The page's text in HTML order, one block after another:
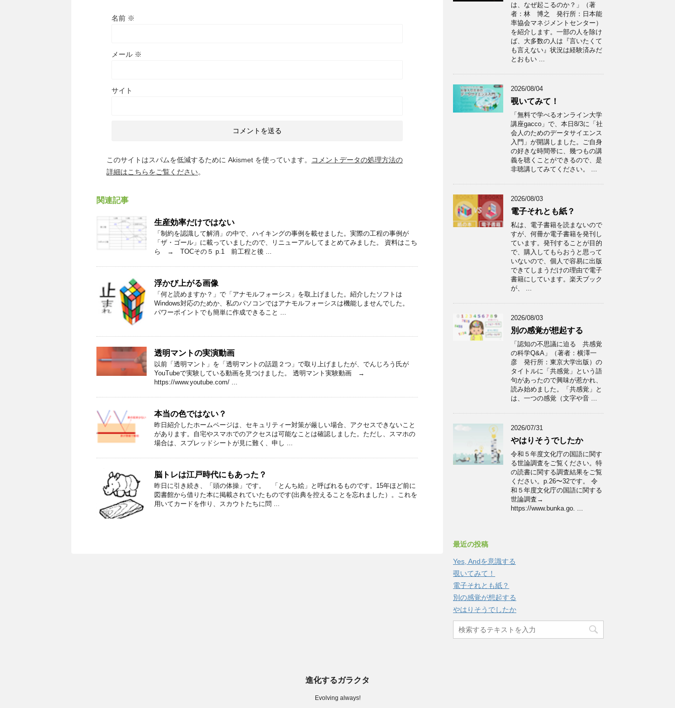
名前 ※
メール ※
サイト
このサイトはスパムを低減するために Akismet を使っています。
コメントデータの処理方法の
詳細はこちらをご覧ください。
関連記事
生産効率だけではない
「制約を認識して解消」の中で、ハイキングの事例を載せました。実際の工程の事例が
「ザ・ゴール」に載っていましたので、リニューアルしてまとめてみました。 資料はこち
ら → TOCその５ p.1 前工程と後 ...
浮かび上がる画像
「何と読めますか？」で「アナモルフォーシス」を取上げました。紹介したソフトは
Windows対応のためか、私のパソコンではアナモルフォーシスは機能しませんでした。
パワーポイントでも簡単に作成できること ...
透明マントの実演動画
以前「透明マント」を「透明マントの話題２つ」で取り上げましたが、でんじろう氏が
YouTubeで実験している動画を見つけました。 透明マント実験動画 →
https://www.youtube.com/ ...
本当の色ではない？
昨日紹介したホームページは、セキュリティー対策が厳しい場合、アクセスできないこと
があります。自宅やスマホでのアクセスは可能なことは確認しました。ただし、スマホの
場合は、スプレッドシートが見に難く、申し ...
脳トレは江戸時代にもあった？
昨日に引き続き、「頭の体操」です。 「とんち絵」と呼ばれるものです。15年ほど前に
図書館から借りた本に掲載されていたものです(出典を控えることを忘れました）。これを
用いてカードを作り、スカウトたちに問 ...
は、なぜ起こるのか？」（著
者：林 博之 発行所：日本能
率協会マネジメントセンター）
を紹介します。一部の人を除け
ば、大多数の人は『言いたくて
も言えない』状況は経験済みだ
とおもい ...
2026/08/04
覗いてみて！
「無料で学べるオンライン大学
講座gacco」で、本日8/3に「社
会人のためのデータサイエンス
入門」が開講しました。ご自身
の好きな時間帯に、幾つもの講
義を聴くことができるので、是
非聴講してみてください。 ...
2026/08/03
電子それとも紙？
私は、電子書籍を読まないので
すが、何冊か電子書籍を発刊し
ています。発刊することが目的
で、購入してもらおうと思って
いないので、個人で容易に出版
できてしまうだけの理由で電子
書籍にしています。楽天ブック
が、 ...
2026/08/03
別の感覚が想起する
「認知の不思議に迫る 共感覚
の科学Q&A」（著者：横澤一
彦 発行所：東京大学出版）の
タイトルに「共感覚」という語
句があったので興味が惹かれ、
読み始めました。「共感覚」と
は、一つの感覚（文字や音 ...
2026/07/31
やはりそうでしたか
令和５年度文化庁の国語に関す
る世論調査をご覧ください。特
の読書に関する調査結果をご覧
ください。p.26〜32です。 令
和５年度文化庁の国語に関する
世論調査→
https://www.bunka.go. ...
最近の投稿
Yes, Andを意識する
覗いてみて！
電子それとも紙？
別の感覚が想起する
やはりそうでしたか
進化するガラクタ
Evolving always!